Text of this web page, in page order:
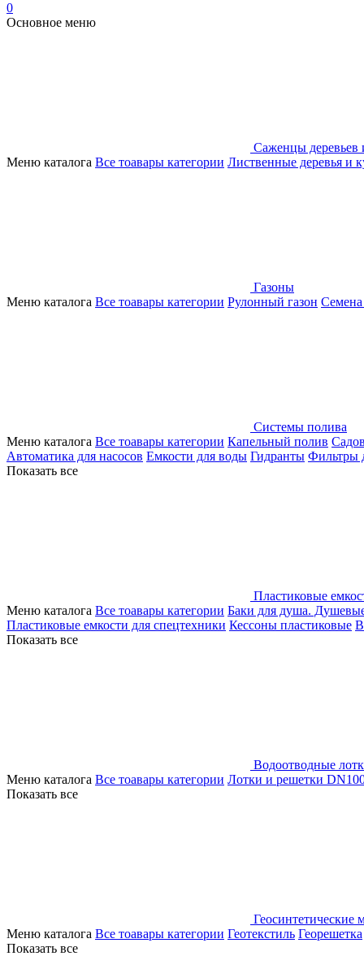
0
Основное меню
Саженцы деревьев
Меню каталога Все тоавары категории Лиственные деревья и
Газоны
Меню каталога Все тоавары категории Рулонный газон Семена
Системы полива
Меню каталога Все тоавары категории Капельный полив
Автоматика для насосов Емкости для воды Гидранты Фильтры
Показать все
Пластиковые
Меню каталога Все тоавары категории Баки для душа.
Пластиковые емкости для спецтехники Кессоны пластиковые
Показать все
Водоотводные
Меню каталога Все тоавары категории Лотки и решетки
Показать все
Геосинтетические
Меню каталога Все тоавары категории Геотекстиль Георешетка
Показать все